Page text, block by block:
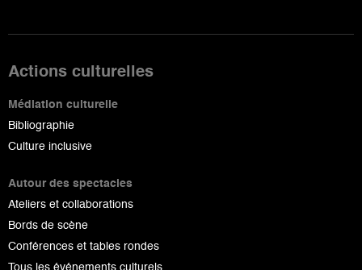
Actions culturelles
Médiation culturelle
Bibliographie
Culture inclusive
Autour des spectacles
Ateliers et collaborations
Bords de scène
Conférences et tables rondes
Tous les événements culturels